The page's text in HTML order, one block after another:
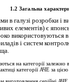
1.2 Загальна
в галузі розробки і
елементів) є
використовуються в
і систем
на категорії залежно
категорії АЧЕ за